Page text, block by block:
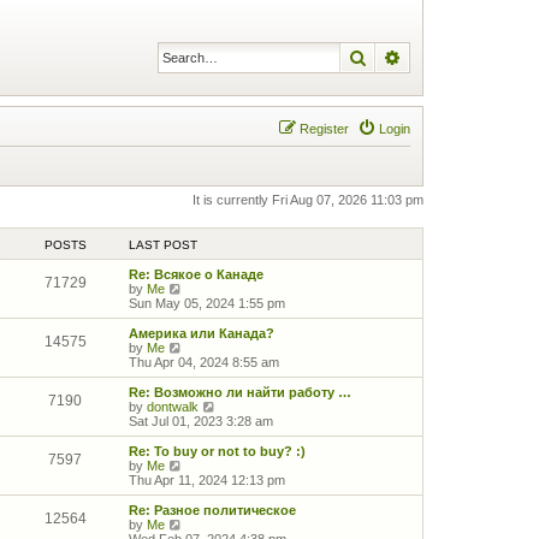
Search
Login
Register
It is currently Fri Aug 07, 2026 11:03 pm
POSTS LAST POST
71729
Re: Всякое о Канаде
by Me
i
e
w
h
e
l
a
t
e
s
t
p
o
t
Sun May 05, 2024 1:55 pm
14575
Америка или Канада?
by Me
i
e
w
t
h
e
l
t
s
t
p
Thu Apr 04, 2024 8:55 am
7190
Re: Возможно ли найти работу …
by dontwalk
i
e
w
h
e
l
t
Sat Jul 01, 2023 3:28 am
7597
Re: To buy or not to buy? :)
by Me
i
e
w
Thu Apr 11, 2024 12:13 pm
12564
Re: Разное политическое
by Me